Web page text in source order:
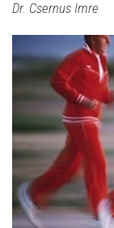
Dr. Csernus Imre